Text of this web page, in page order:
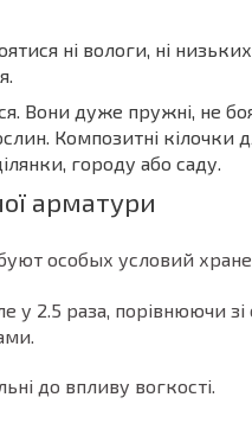
ні вологи, ні
Вони дуже пружні, не
Композитні кілочки
городу або саду.
арматури
особых условий
у 2.5 раза, порівнюючи
до впливу вогкості.